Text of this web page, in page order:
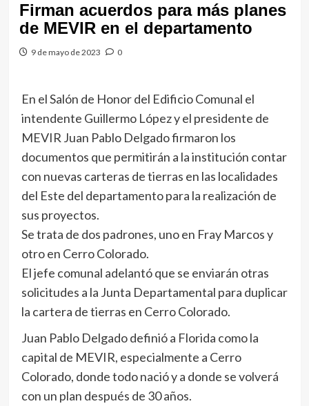
Firman acuerdos para más planes
de MEVIR en el departamento
9 de mayo de 2023 0
En el Salón de Honor del Edificio Comunal el
intendente Guillermo López y el presidente de
MEVIR Juan Pablo Delgado firmaron los
documentos que permitirán a la institución contar
con nuevas carteras de tierras en las localidades
del Este del departamento para la realización de
sus proyectos.
Se trata de dos padrones, uno en Fray Marcos y
otro en Cerro Colorado.
El jefe comunal adelantó que se enviarán otras
solicitudes a la Junta Departamental para duplicar
la cartera de tierras en Cerro Colorado.
Juan Pablo Delgado definió a Florida como la
capital de MEVIR, especialmente a Cerro
Colorado, donde todo nació y a donde se volverá
con un plan después de 30 años.